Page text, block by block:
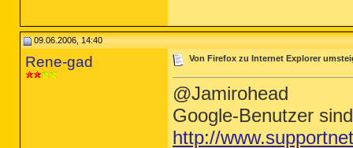
09.06.2006, 14:40
Rene-gad Von Firefox zu Internet Explorer
@Jamirohead
Google-Benutzer
http://